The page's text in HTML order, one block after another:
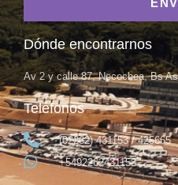
Dónde encontrarnos
Av 2 y calle 87, Necochea, Bs As
Teléfonos
(02262) 431153 / 425665
+5492262431153